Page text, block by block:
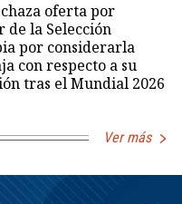
oferta por
de la Selección
por considerarla
con respecto a su
tras el Mundial 2026
Ver más